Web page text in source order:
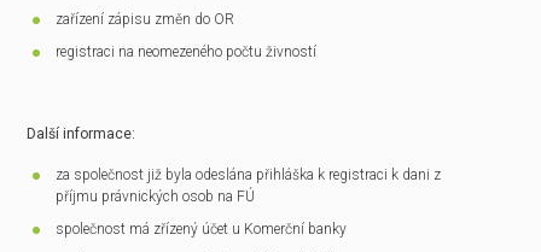
zařízení zápisu změn do OR
registraci na neomezeného počtu živností
Další informace:
za společnost již byla odeslána přihláška k registraci k dani z
příjmu právnických osob na FÚ
společnost má zřízený účet u Komerční banky